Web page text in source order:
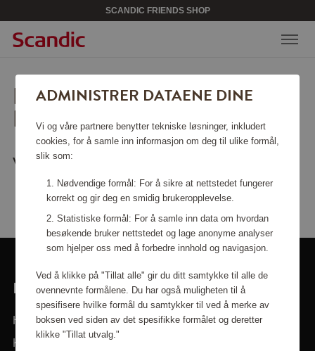
SCANDIC FRIENDS SHOP
BEKLAGER, SIDEN KAN
IKKE FINNES.
Vil du gå tilbake til
ADMINISTRER DATAENE DINE
Vi og våre partnere benytter tekniske løsninger, inkludert
cookies, for å samle inn informasjon om deg til ulike formål,
slik som:
Nødvendige formål: For å sikre at nettstedet fungerer
korrekt og gir deg en smidig brukeropplevelse.
Statistiske formål: For å samle inn data om hvordan
besøkende bruker nettstedet og lage anonyme analyser
som hjelper oss med å forbedre innhold og navigasjon.
Ved å klikke på "Tillat alle" gir du ditt samtykke til alle de
ovennevnte formålene. Du har også muligheten til å
spesifisere hvilke formål du samtykker til ved å merke av
boksen ved siden av det spesifikke formålet og deretter
klikke "Tillat utvalg."
LINKER
Hjem
Kategorier